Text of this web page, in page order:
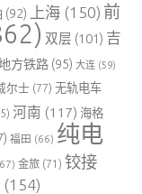
(92) 上海 (150) 前
双层 (101) 吉
方铁路 (95) 大连 (59)
尔士 (77) 无轨电车
河南 (117) 海格
福田 (66) 纯电
金旅 (71) 铰接
(154)